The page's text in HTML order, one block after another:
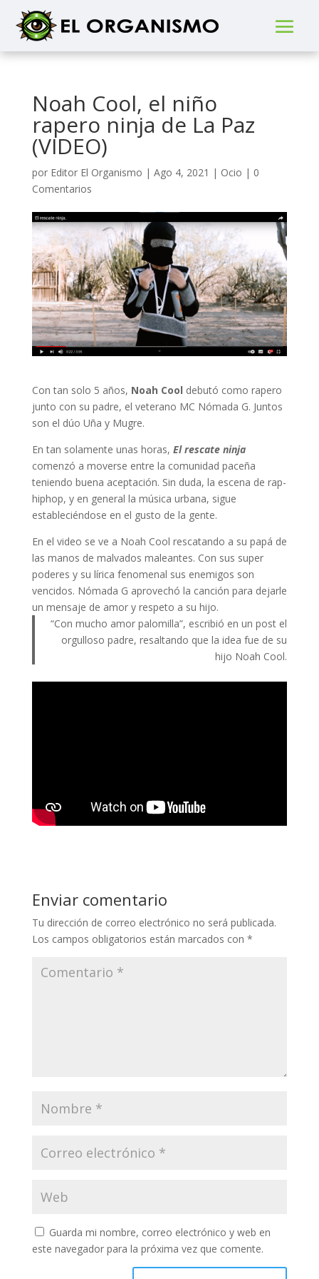
Noah Cool, el niño
rapero ninja de La Paz
(VIDEO)
por Editor El Organismo | Ago 4, 2021 | Ocio | 0
Comentarios
Con tan solo 5 años, Noah Cool debutó como rapero
junto con su padre, el veterano MC Nómada G. Juntos
son el dúo Uña y Mugre.
En tan solamente unas horas, El rescate ninja
comenzó a moverse entre la comunidad paceña
teniendo buena aceptación. Sin duda, la escena de rap-
hiphop, y en general la música urbana, sigue
estableciéndose en el gusto de la gente.
En el video se ve a Noah Cool rescatando a su papá de
las manos de malvados maleantes. Con sus super
poderes y su lírica fenomenal sus enemigos son
vencidos. Nómada G aprovechó la canción para dejarle
un mensaje de amor y respeto a su hijo.
“Con mucho amor palomilla”, escribió en un post el
orgulloso padre, resaltando que la idea fue de su
hijo Noah Cool.
Enviar comentario
Tu dirección de correo electrónico no será publicada.
Los campos obligatorios están marcados con *
Guarda mi nombre, correo electrónico y web en
este navegador para la próxima vez que comente.